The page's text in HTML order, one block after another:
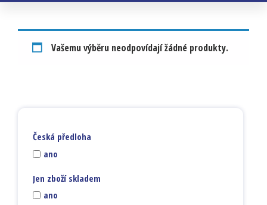
Vašemu výběru neodpovídají žádné produkty.
Česká předloha
ano
Jen zboží skladem
ano